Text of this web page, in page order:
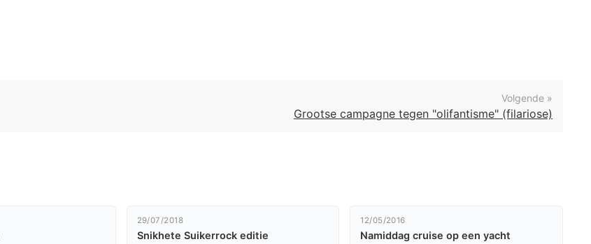
Volgende »
Grootse campagne tegen "olifantisme" (filariose)
29/07/2018
Snikhete Suikerrock editie
12/05/2016
Namiddag cruise op een yacht